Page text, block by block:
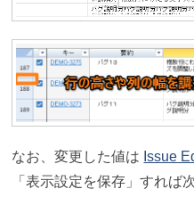
なお、変更した値は Issue
「表示設定を保存」すれば